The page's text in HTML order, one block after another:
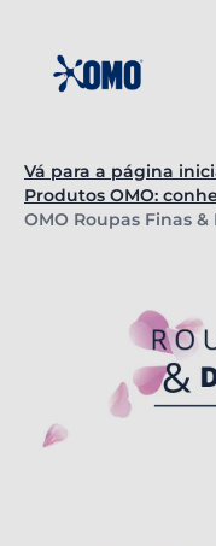
conteúdo
Vá para a página
Produtos OMO:
Página atual:
OMO Roupas Finas